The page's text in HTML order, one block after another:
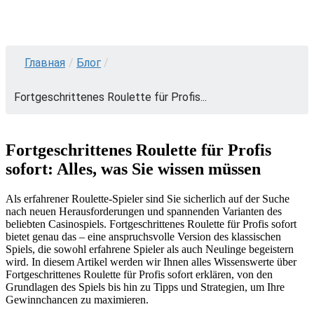
Главная / Блог /
Fortgeschrittenes Roulette für Profis...
Fortgeschrittenes Roulette für Profis
sofort: Alles, was Sie wissen müssen
Als erfahrener Roulette-Spieler sind Sie sicherlich auf der Suche
nach neuen Herausforderungen und spannenden Varianten des
beliebten Casinospiels. Fortgeschrittenes Roulette für Profis sofort
bietet genau das – eine anspruchsvolle Version des klassischen
Spiels, die sowohl erfahrene Spieler als auch Neulinge begeistern
wird. In diesem Artikel werden wir Ihnen alles Wissenswerte über
Fortgeschrittenes Roulette für Profis sofort erklären, von den
Grundlagen des Spiels bis hin zu Tipps und Strategien, um Ihre
Gewinnchancen zu maximieren.